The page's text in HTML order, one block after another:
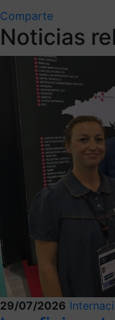
Comparte
Noticias
29/07/2026